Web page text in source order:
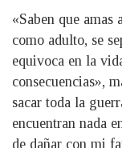
«Saben que
como adulto, se
equivoca en la
consecuencias»,
sacar toda la
encuentran nada
de dañar con mi